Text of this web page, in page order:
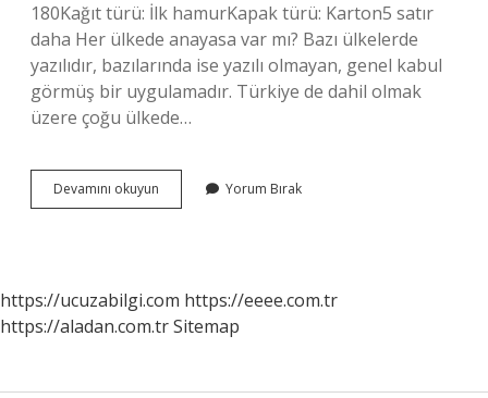
180Kağıt türü: İlk hamurKapak türü: Karton5 satır
daha Her ülkede anayasa var mı? Bazı ülkelerde
yazılıdır, bazılarında ise yazılı olmayan, genel kabul
görmüş bir uygulamadır. Türkiye de dahil olmak
üzere çoğu ülkede…
Devamını okuyun Amerikada
Anayasa
Yorum Bırak
https://ucuzabilgi.com https://eeee.com.tr
https://aladan.com.trSitemap